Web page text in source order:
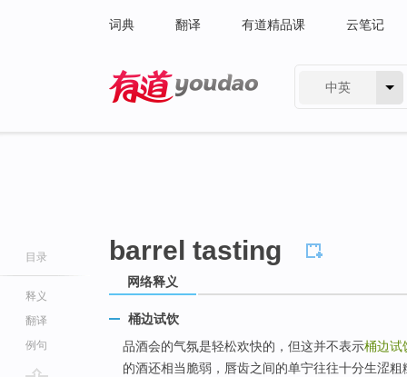
词典 翻译 有道精品课 云笔记
中英
目录
释义
翻译
例句
barrel tasting
网络释义
桶边试饮
品酒会的气氛是轻松欢快的，但这并不表示桶边试
的酒还相当脆弱，唇齿之间的单宁往往十分生涩粗